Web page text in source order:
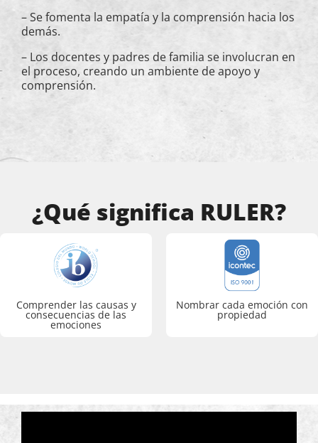
– Se fomenta la empatía y la comprensión hacia los
demás.
– Los docentes y padres de familia se involucran en
el proceso, creando un ambiente de apoyo y
comprensión.
¿Qué significa RULER?
Comprender las causas y
consecuencias de las
emociones
Nombrar cada emoción con
propiedad